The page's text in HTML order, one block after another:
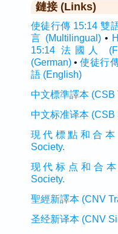
鏈接 (Links)
使徒行傳 15:14 雙
言 (Multilingual)•
15:14 法國人
(German)•使徒行
語 (English)
中文標準譯本
中文标准译本
現代標點和合本
Society.
现代标点和合本
Society.
聖經新譯本 (CNV
圣经新译本 (CNV